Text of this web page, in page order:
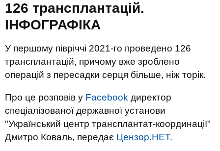
126 трансплантацій.
ІНФОГРАФІКА
У першому півріччі 2021-го проведено 126
трансплантацій, причому вже зроблено
операцій з пересадки серця більше, ніж торік.
Про це розповів у Facebook директор
спеціалізованої державної установи
"Український центр трансплантат-координації"
Дмитро Коваль, передає Цензор.НЕТ.